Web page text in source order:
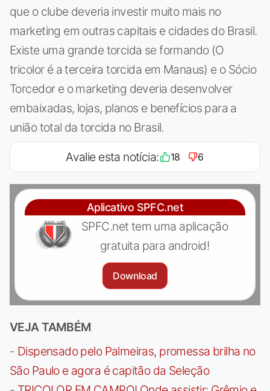
que o clube deveria investir muito mais no
marketing em outras capitais e cidades do Brasil.
Existe uma grande torcida se formando (O
tricolor é a terceira torcida em Manaus) e o Sócio
Torcedor e o marketing deveria desenvolver
embaixadas, lojas, planos e benefícios para a
união total da torcida no Brasil.
Avalie esta notícia: 18 6
Aplicativo SPFC.net
SPFC.net tem uma aplicação
gratuita para android!
Download
VEJA TAMBÉM
- Dispensado pelo Palmeiras, promessa brilha no
São Paulo e agora é capitão da Seleção